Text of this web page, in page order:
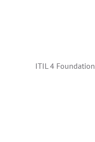
ITIL 4 Foundation